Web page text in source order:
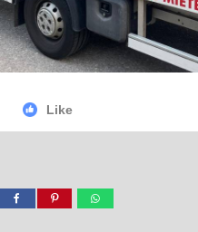
Like